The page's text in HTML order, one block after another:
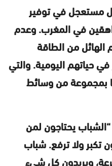
مستعجل في توفير
في المغرب. وعدم
من الطاقة
في حياتهم اليومية. والتي
بمجموعة من وسائط
“الشباب يحتاجون لمن
ولا ترفع. شباب
ويريدون كل شيءٍ